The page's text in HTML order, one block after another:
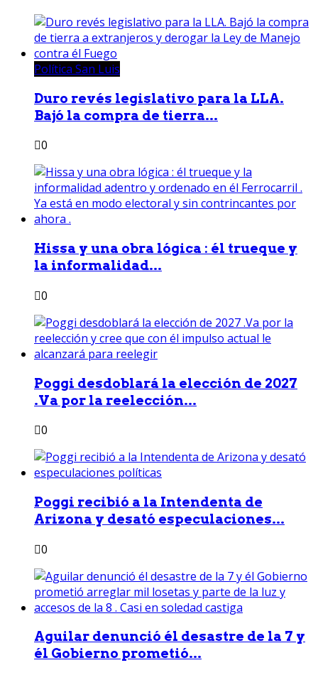
Política San Luis
Duro revés legislativo para la LLA.
Bajó la compra de tierra...
0
Hissa y una obra lógica : él trueque y
la informalidad...
0
Poggi desdoblará la elección de 2027
.Va por la reelección...
0
Poggi recibió a la Intendenta de
Arizona y desató especulaciones...
0
Aguilar denunció él desastre de la 7 y
él Gobierno prometió...